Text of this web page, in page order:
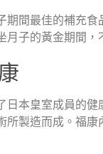
期間最佳的補充
月子的黃金期間，
日本皇室成員的
所製造而成。福